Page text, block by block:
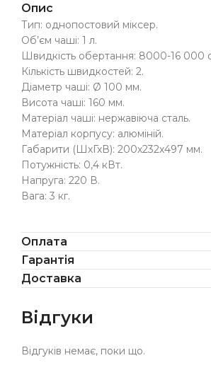
Опис
Тип: однопостовий міксер.
Об’єм чаші: 1 л.
Швидкість обертання: 8000-16 000
Кількість швидкостей: 2.
Діаметр чаші: Ø 100 мм.
Висота чаші: 160 мм.
Матеріал чаші: нержавіюча сталь.
Матеріал корпусу: алюміній.
Габарити (ШхГхВ): 200х232х497 мм.
Потужність: 0,4 кВт.
Напруга: 220 В.
Вага: 3 кг.
Оплата
Гарантія
Доставка
Відгуки
Відгуків немає, поки що.